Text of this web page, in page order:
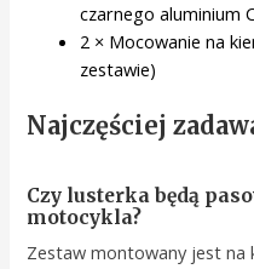
czarnego aluminium
2 × Mocowanie na
zestawie)
Najczęściej
Czy lusterka będą
motocykla?
Zestaw montowany jest na